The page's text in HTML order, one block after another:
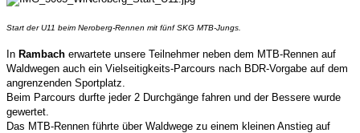
Start der U11 beim Neroberg-Rennen mit fünf SKG MTB-Jungs.
In Rambach erwartete unsere Teilnehmer neben dem MTB-Rennen auf
Waldwegen auch ein Vielseitigkeits-Parcours nach BDR-Vorgabe auf dem
angrenzenden Sportplatz.
Beim Parcours durfte jeder 2 Durchgänge fahren und der Bessere wurde
gewertet.
Das MTB-Rennen führte über Waldwege zu einem kleinen Anstieg auf